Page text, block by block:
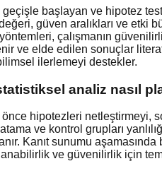
başlayan ve hipotez
güven aralıkları ve etki
çalışmanın
ve elde edilen sonuçlar
ilerlemeyi destekler.
analiz nasıl
hipotezleri netleştirmeyi,
ve kontrol grupları
Kanıt sunumu
ve güvenilirlik için